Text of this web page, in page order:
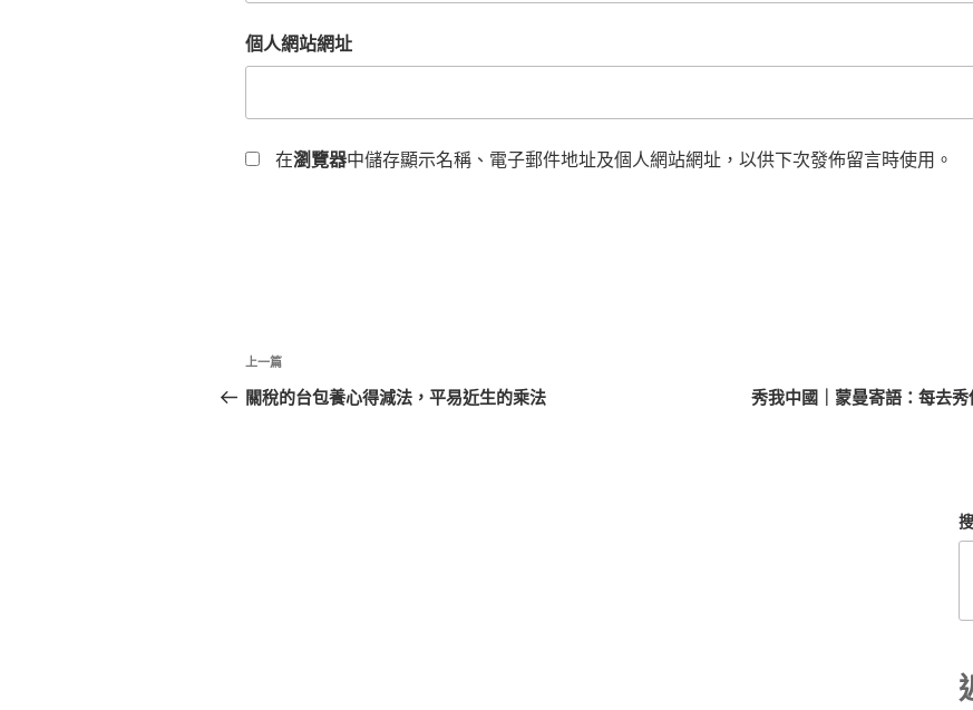
個人網站網址
在瀏覽器中儲存顯示名稱、電子郵件地址及個人網站網址，以供下次發佈留言時使用。
文
章
上
一
上一篇
關稅的台包養心得減法，平易近生的乘法
秀我中國｜蒙曼寄語：每去